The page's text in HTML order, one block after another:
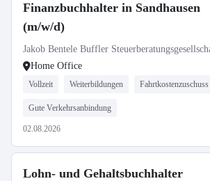
Finanzbuchhalter in Sandhausen
(m/w/d)
Jakob Bentele Buffler
Home Office
Vollzeit Weiterbildungen Fahrtkostenzuschuss
Gute Verkehrsanbindung
02.08.2026
Lohn- und Gehaltsbuchhalter